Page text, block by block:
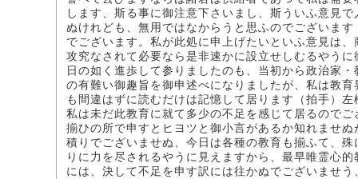
します、斯る事に御注意下さいまし、斯ういふ意見
ぬけれども、無用ではなからうと思ふのでございま
でございます。私が此処に申上げたいといふ意見は
攻究なされて必要なら是非速かに設立せしむるやう
日の如く進歩して参りましたのも、当初から政治家
の有難い御趣旨を御申述べになりましたが、私は教
も間違はずに読むだけは記憶して居ります（拍手）
私は未だ此教育に就て多少の不足を感じて居るので
揃ひの所で申すとヒヨツと御小言があるか知れませ
積りでございませぬ、今日は各種の教育も揃ふて、
りに力を尽されるやうに見えますから、最早唯霊心
には、決して不足を申す訳には往かぬでございませ